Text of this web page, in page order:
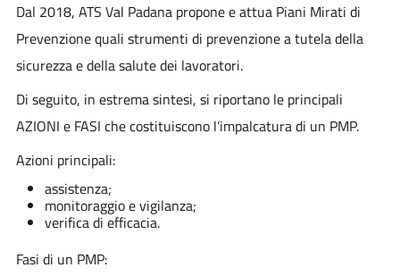
Dal 2018, ATS Val Padana propone e attua Piani Mirati di
Prevenzione quali strumenti di prevenzione a tutela della
sicurezza e della salute dei lavoratori.
Di seguito, in estrema sintesi, si riportano le principali
AZIONI e FASI che costituiscono l’impalcatura di un PMP.
Azioni principali:
assistenza;
monitoraggio e vigilanza;
verifica di efficacia.
Fasi di un PMP: